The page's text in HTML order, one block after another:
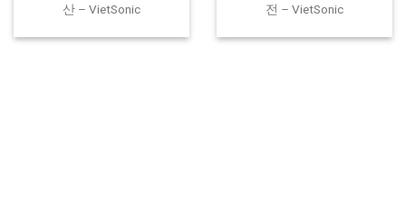
산 – VietSonic
전 – VietSonic